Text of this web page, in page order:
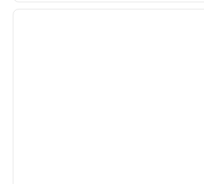
1 von 12